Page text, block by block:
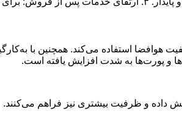
و پورت‌ها به شدت افزایش یافته است.